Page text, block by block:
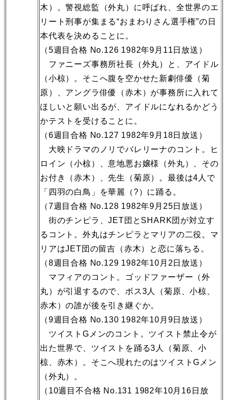
木）。警視総監（外丸）に呼ばれ、全世界のエ
リート刑事が集まる“おまわりさん選手権”の日
本代表を決めることに。
（5週目合格 No.126 1982年9月11日放送）
ファニーズ事務所社長（外丸）と、アイドル
（小椋）。そこへ腹を空かせた新劇俳優（菊
原）、アングラ俳優（赤木）が事務所に入れて
ほしいと願い出るが、アイドルになれるかどう
かテストを受けることに。
（6週目合格 No.127 1982年9月18日放送）
大映ドラマのノリでバレリーナのコント。ヒ
ロイン（小椋）、意地悪お嬢様（外丸）、その
お付き（赤木）、先生（菊原）。最後は4人で
「四羽の白鳥」を華麗（?）に踊る。
（7週目合格 No.128 1982年9月25日放送）
街のチンピラ、JET団とSHARK団が対立す
るコント。外丸はチンピラとマリアの二役。マ
リアはJET団の留吉（赤木）と恋に落ちる。
（8週目合格 No.129 1982年10月2日放送）
マフィアのコント。ゴッドファーザー（外
丸）が引退するので、ボス3人（菊原、小椋、
赤木）の誰が後を引き継ぐか。
（9週目合格 No.130 1982年10月9日放送）
ツイストGメンのコント。ツイスト禁止令が
出た世界で、ツイストを踊る3人（菊原、小
椋、赤木）。そこへ現れたのはツイストGメン
（外丸）。
（10週目不合格 No.131 1982年10月16日放